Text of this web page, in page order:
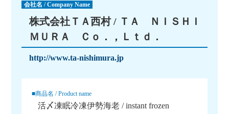
会社名 / Company Name
株式会社ＴＡ西村 / ＴＡ ＮＩＳＨＩ
ＭＵＲＡ Ｃｏ．，Ｌｔｄ．
http://www.ta-nishimura.jp
■商品名 / Product name
活〆凍眠冷凍伊勢海老 / instant frozen